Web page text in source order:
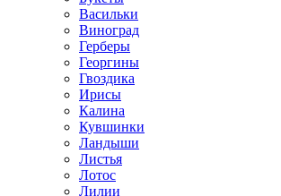
Васильки
Виноград
Герберы
Георгины
Гвоздика
Ирисы
Калина
Кувшинки
Ландыши
Листья
Лотос
Лилии